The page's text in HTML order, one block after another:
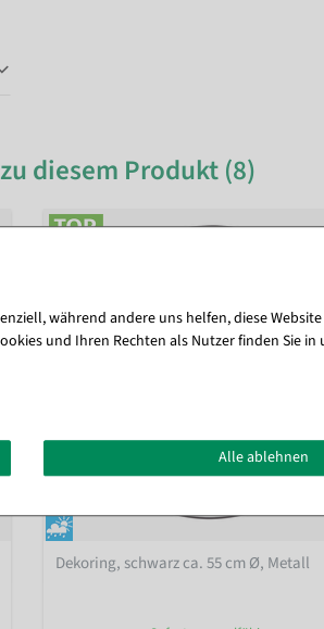
diesem Produkt (8)
Dekoring, schwarz ca. 55 cm Ø, Metall
während andere uns helfen, diese
und Ihren Rechten als Nutzer finden Sie in
Alle ablehnen